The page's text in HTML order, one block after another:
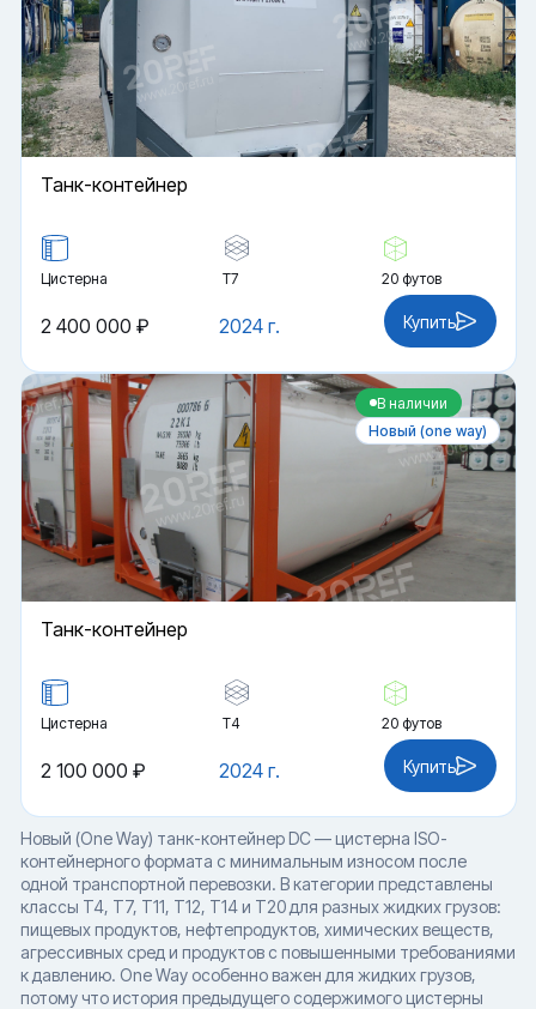
Танк-контейнер
Цистерна Т7 20 футов
2024 г.
2 400 000 ₽ Купить
В наличии
Новый (one way)
Танк-контейнер
Цистерна Т4 20 футов
2024 г.
2 100 000 ₽ Купить
Новый (One Way) танк-контейнер DC — цистерна ISO-
контейнерного формата с минимальным износом после
одной транспортной перевозки. В категории представлены
классы T4, T7, T11, T12, T14 и T20 для разных жидких грузов:
пищевых продуктов, нефтепродуктов, химических веществ,
агрессивных сред и продуктов с повышенными требованиями
к давлению. One Way особенно важен для жидких грузов,
потому что история предыдущего содержимого цистерны